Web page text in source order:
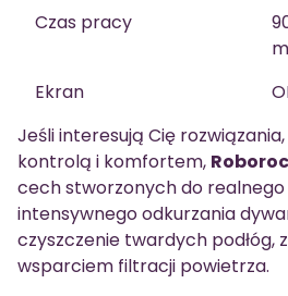
Czas pracy
Ekran
Jeśli interesują Cię
kontrolą i komfortem,
cech stworzonych do
intensywnego odkurzania
czyszczenie twardych podłóg,
wsparciem filtracji powietrza.